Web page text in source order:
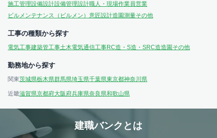
施工管理設備設計設備管理設計職人・現場作業員営業
ビルメンテナンス（ビルメン） 意匠設計造園測量その他
工事の種類から探す
電気工事建築管工事土木電気通信工事RC造・S造・SRC造造園 その他
勤務地から探す
関東茨城県栃木県群馬県埼玉県千葉県東京都神奈川県
近畿滋賀県京都府大阪府兵庫県奈良県和歌山県
建職バンクとは